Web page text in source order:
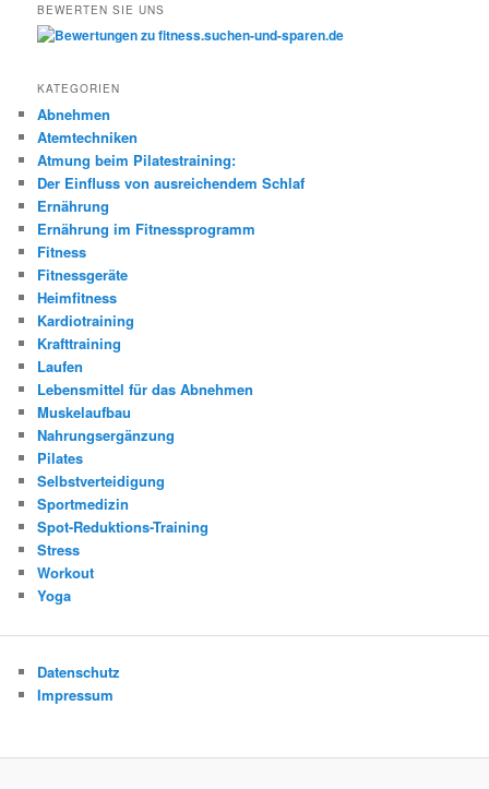
BEWERTEN SIE UNS
KATEGORIEN
Abnehmen
Atemtechniken
Atmung beim Pilatestraining:
Der Einfluss von ausreichendem Schlaf
Ernährung
Ernährung im Fitnessprogramm
Fitness
Fitnessgeräte
Heimfitness
Kardiotraining
Krafttraining
Laufen
Lebensmittel für das Abnehmen
Muskelaufbau
Nahrungsergänzung
Pilates
Selbstverteidigung
Sportmedizin
Spot-Reduktions-Training
Stress
Workout
Yoga
Datenschutz
Impressum